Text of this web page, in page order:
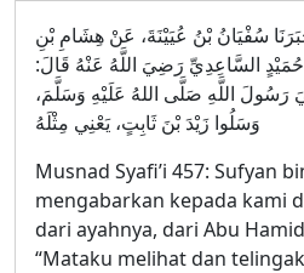
الشافعي 457: أَخْبَرَنَا سُفْيَانُ بْنُ عُيَيْنَةَ، عَنْ هِشَامِ بْنِ
السَّاعِدِيِّ رَضِيَ اللَّهُ عَنْهُ قَالَ:
رَسُولَ اللَّهِ صَلَّى اللهُ عَلَيْهِ وَسَلَّمَ،
وَسَلُوا زَيْدَ بْنَ ثَابِتٍ، يَعْنِي مِثْلَهُ
Musnad Syafi’i 457: Sufyan
mengabarkan kepada kami
dari ayahnya, dari Abu
“Mataku melihat dan